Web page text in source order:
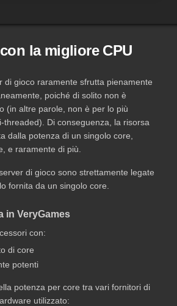
la migliore CPU
di gioco raramente sfrutta pienamente
poiché di solito non è
(in altre parole, non è per lo più
threaded). Di conseguenza, la risorsa
dalla potenza di un singolo core,
e raramente di più.
di gioco sono strettamente legate
fornita da un singolo core.
in VeryGames
con:
di core
potenti
potenza per core tra vari fornitori di
utilizzato: